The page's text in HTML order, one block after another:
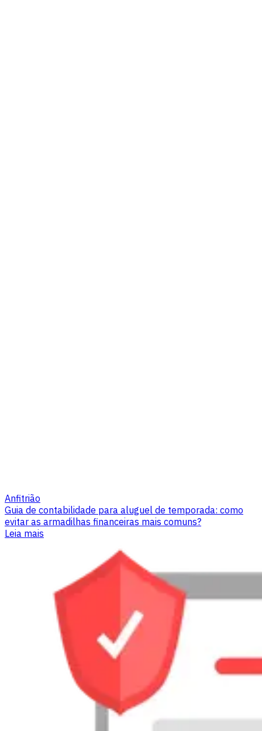
Anfitrião
Guia de contabilidade para aluguel de temporada: como
evitar as armadilhas financeiras mais comuns?
Leia mais